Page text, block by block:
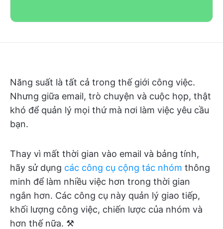
Năng suất là tất cả trong thế giới công việc.
Nhưng giữa email, trò chuyện và cuộc họp, thật
khó để quản lý mọi thứ mà nơi làm việc yêu cầu
bạn.
Thay vì mất thời gian vào email và bảng tính,
hãy sử dụng các công cụ cộng tác nhóm thông
minh để làm nhiều việc hơn trong thời gian
ngắn hơn. Các công cụ này quản lý giao tiếp,
khối lượng công việc, chiến lược của nhóm và
hơn thế nữa. ⚒️